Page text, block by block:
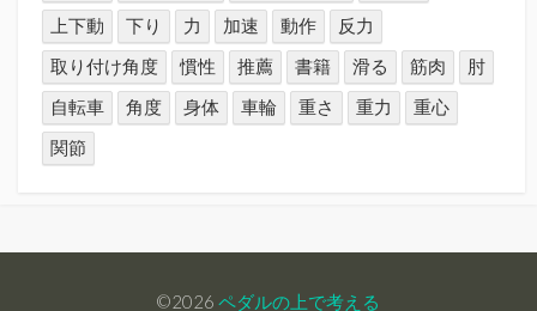
上下動
下り 力 加速 動作
反力
取り付け角度
慣性 推薦 書籍 滑る 筋肉
肘
自転車
角度 身体 車輪 重さ 重力
重心
関節
©2026 ペダルの上で考える